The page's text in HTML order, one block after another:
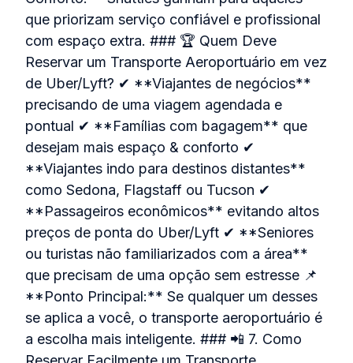
que priorizam serviço confiável e profissional
com espaço extra. ### 🏆 Quem Deve
Reservar um Transporte Aeroportuário em vez
de Uber/Lyft? ✔ **Viajantes de negócios**
precisando de uma viagem agendada e
pontual ✔ **Famílias com bagagem** que
desejam mais espaço & conforto ✔
**Viajantes indo para destinos distantes**
como Sedona, Flagstaff ou Tucson ✔
**Passageiros econômicos** evitando altos
preços de ponta do Uber/Lyft ✔ **Seniores
ou turistas não familiarizados com a área**
que precisam de uma opção sem estresse 📌
**Ponto Principal:** Se qualquer um desses
se aplica a você, o transporte aeroportuário é
a escolha mais inteligente. ### 📲 7. Como